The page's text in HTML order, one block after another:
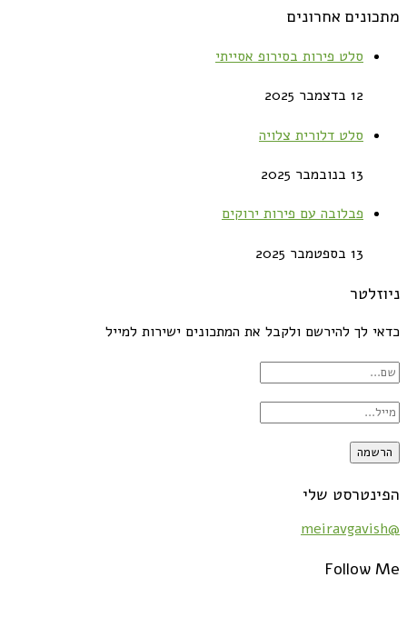
מתכונים אחרונים
סלט פירות בסירופ אסייתי
12 בדצמבר 2025
סלט דלורית צלויה
13 בנובמבר 2025
פבלובה עם פירות ירוקים
13 בספטמבר 2025
ניוזלטר
כדאי לך להירשם ולקבל את המתכונים ישירות למייל
הפינטרסט שלי
@meiravgavish
Follow Me